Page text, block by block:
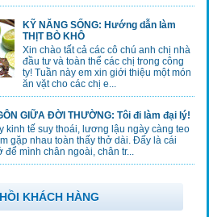
KỸ NĂNG SỐNG: Hướng dẫn làm
THỊT BÒ KHÔ
Xin chào tất cả các cô chú anh chị nhà
đầu tư và toàn thể các chị trong công
ty! Tuần này em xin giới thiệu một món
ăn vặt cho các chị e...
GIỮA ĐỜI THƯỜNG: Tôi đi làm đại lý!
kinh tế suy thoái, lương lậu ngày càng teo
gặp nhau toàn thấy thở dài. Đấy là cái
để mình chân ngoài, chân tr...
KHÁCH HÀNG